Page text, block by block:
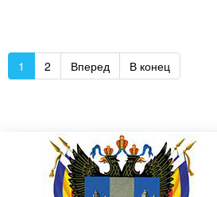
1 2 Вперед В конец